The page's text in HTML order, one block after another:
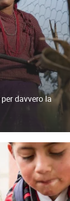
davvero la